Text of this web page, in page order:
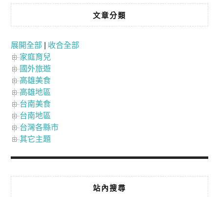
文章分類
展開全部
收合全部
家庭育兒
國外旅遊
高雄美食
高雄地區
台南美食
台南地區
台灣各縣市
其它主題
站內搜尋